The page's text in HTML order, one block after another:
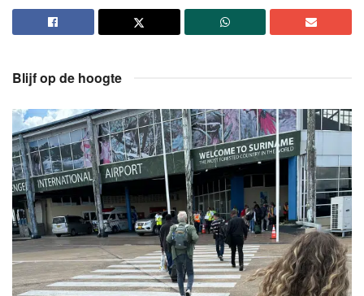
Blijf op de hoogte